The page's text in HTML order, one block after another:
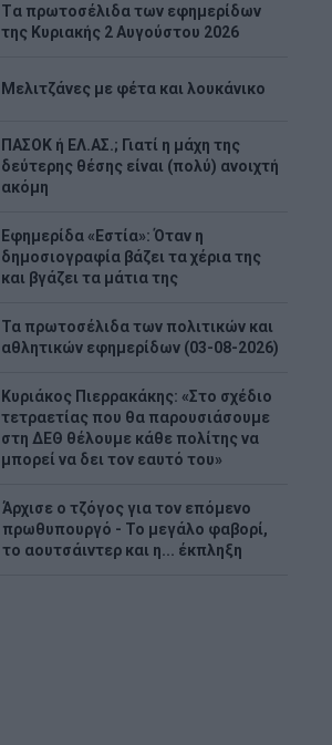
Tα πρωτοσέλιδα των εφημερίδων
της Κυριακής 2 Αυγούστου 2026
Μελιτζάνες με φέτα και λουκάνικο
ΠΑΣΟΚ ή ΕΛ.ΑΣ.; Γιατί η μάχη της
δεύτερης θέσης είναι (πολύ) ανοιχτή
ακόμη
Εφημερίδα «Εστία»: Όταν η
δημοσιογραφία βάζει τα χέρια της
και βγάζει τα μάτια της
Τα πρωτοσέλιδα των πολιτικών και
αθλητικών εφημερίδων (03-08-2026)
Κυριάκος Πιερρακάκης: «Στο σχέδιο
τετραετίας που θα παρουσιάσουμε
στη ΔΕΘ θέλουμε κάθε πολίτης να
μπορεί να δει τον εαυτό του»
Άρχισε ο τζόγος για τον επόμενο
πρωθυπουργό - Το μεγάλο φαβορί,
το αουτσάιντερ και η... έκπληξη